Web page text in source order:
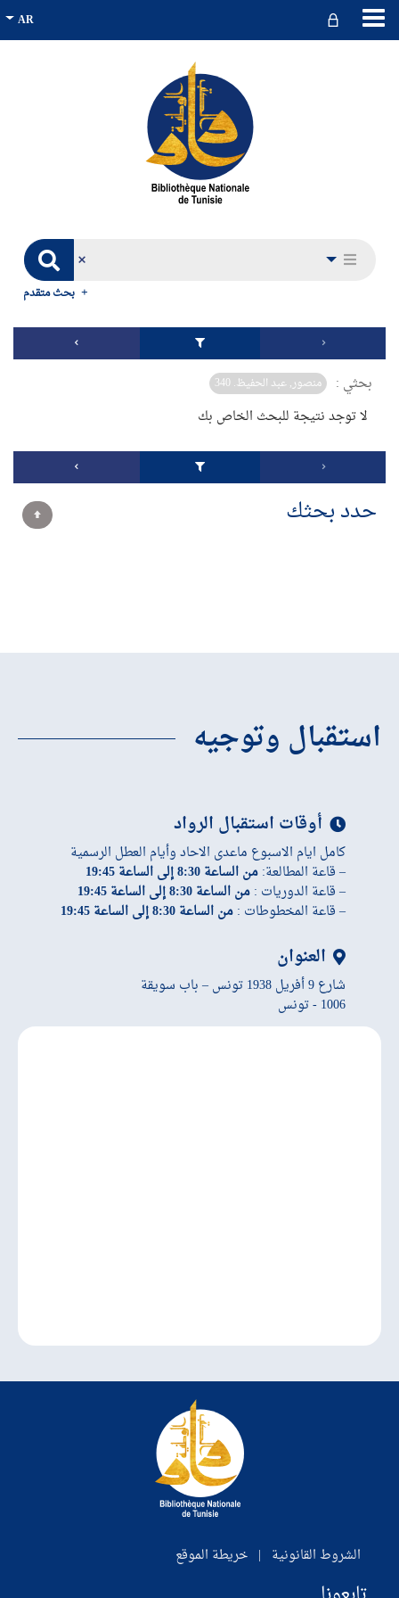
بحث متقدم
بحثي : منصور, عبد الحفيظ. 340
لا توجد نتيجة للبحث الخاص بك
حدد بحثك
استقبال وتوجيه
أوقات استقبال الرواد
كامل ايام الاسبوع ماعدى الاحاد وأيام العطل الرسمية
– قاعة المطالعة:من الساعة 8:30 إلى الساعة 19:45
– قاعة الدوريات :من الساعة 8:30 إلى الساعة 19:45
– قاعة المخطوطات :من الساعة 8:30 إلى الساعة 19:45
العنوان
شارع 9 أفريل 1938 تونس – باب سويقة
1006 - تونس
الشروط القانونية | خريطة الموقع